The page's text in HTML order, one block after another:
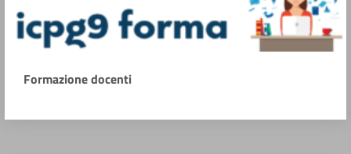
Formazione docenti